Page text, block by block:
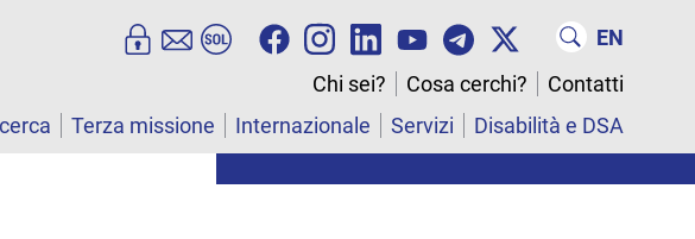
EN
Chi sei?
Cosa cerchi?
Contatti
Terza missione Internazionale Servizi Disabilità e DSA